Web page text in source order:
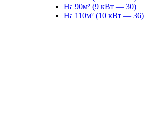
На 90м² (9 кВт — 30)
На 110м² (10 кВт — 36)